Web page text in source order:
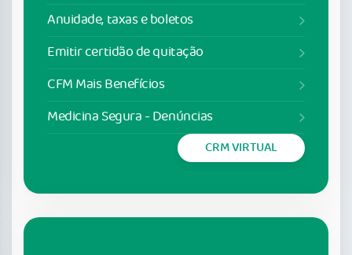
Anuidade, taxas e boletos
Emitir certidão de quitação
CFM Mais Benefícios
Medicina Segura - Denúncias
CRM VIRTUAL